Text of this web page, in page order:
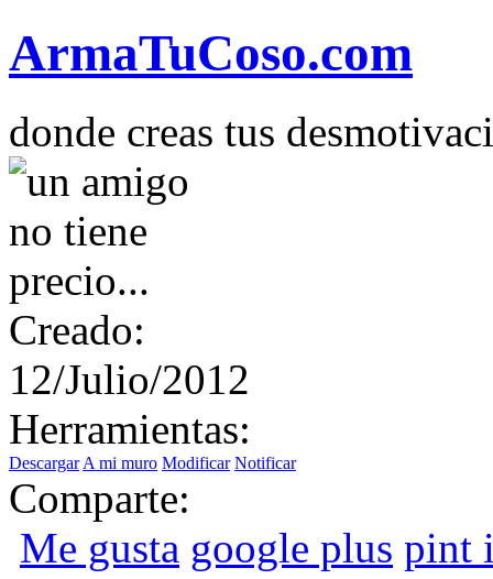
ArmaTuCoso.com
donde creas tus
Creado:
12/Julio/2012
Herramientas:
Descargar A mi muro Modificar Notificar
Comparte:
Me gusta google plus pint